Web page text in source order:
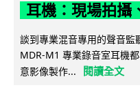
耳機：現場拍攝
談到專業混音專用的聲音
MDR-M1 專業錄音室耳機
意影像製作...
閱讀全文